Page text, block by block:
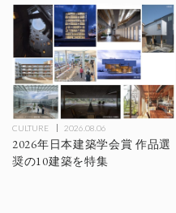
CULTURE 2026.08.06
2026年日本建築学会賞 作品選
奨の10建築を特集